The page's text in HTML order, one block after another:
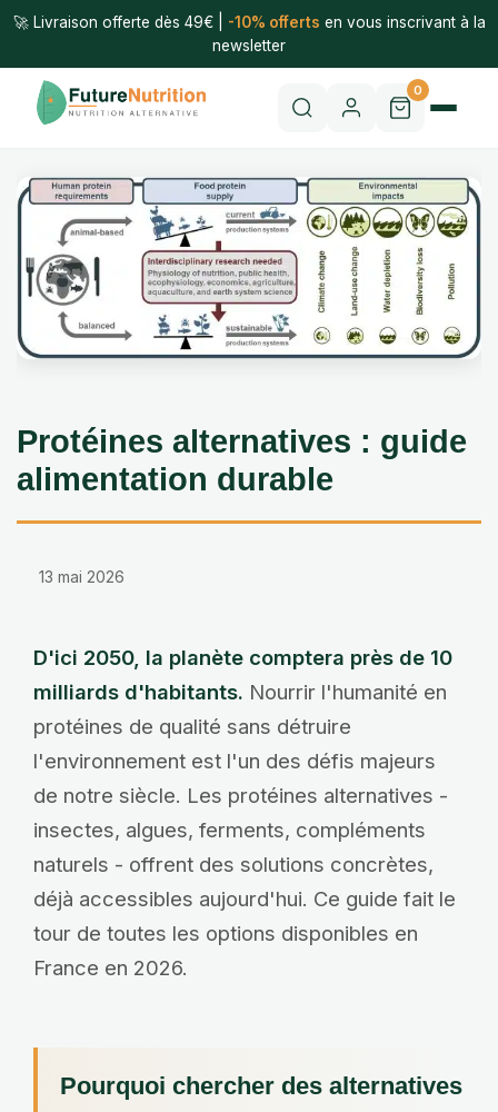
🚀 Livraison offerte dès 49€ | -10% offerts en vous inscrivant à la
newsletter
0
Protéines alternatives : guide
alimentation durable
13 mai 2026
D'ici 2050, la planète comptera près de 10
milliards d'habitants. Nourrir l'humanité en
protéines de qualité sans détruire
l'environnement est l'un des défis majeurs
de notre siècle. Les protéines alternatives -
insectes, algues, ferments, compléments
naturels - offrent des solutions concrètes,
déjà accessibles aujourd'hui. Ce guide fait le
tour de toutes les options disponibles en
France en 2026.
Pourquoi chercher des alternatives